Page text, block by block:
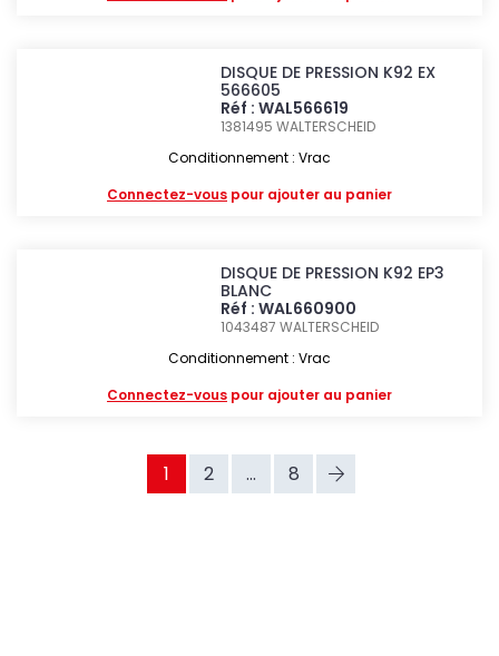
DISQUE DE PRESSION K92 EX
566605
Réf : WAL566619
1381495WALTERSCHEID
Conditionnement : Vrac
Connectez-vous pour ajouter au panier
DISQUE DE PRESSION K92 EP3
BLANC
Réf : WAL660900
1043487WALTERSCHEID
Conditionnement : Vrac
Connectez-vous pour ajouter au panier
1 2 ... 8